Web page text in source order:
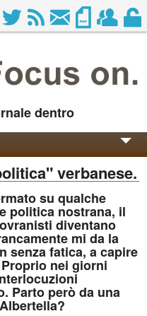
dentro
verbanese.
su qualche
politica nostrana, il
diventano
mi da la
senza fatica, a capire
nei giorni
Parto però da una